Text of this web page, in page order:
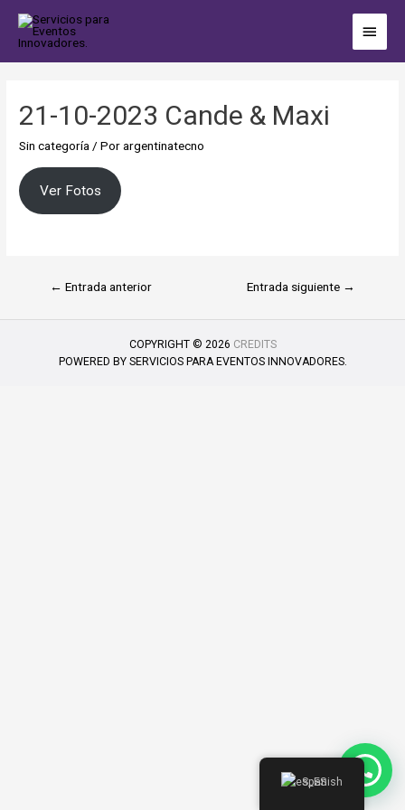
21-10-2023 Cande & Maxi
Sin categoría / Porargentinatecno
Ver Fotos
← Entrada anterior Entrada siguiente →
COPYRIGHT © 2026 CREDITS
POWERED BY SERVICIOS PARA EVENTOS INNOVADORES.
Spanish